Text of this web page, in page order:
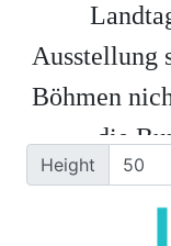
Landta
Ausstellung
Böhmen nic
die Bu
gesehen, di
Height